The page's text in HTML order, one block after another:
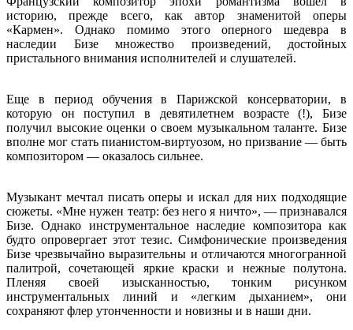
историю, прежде всего, как автор знаменитой оперы
«Кармен». Однако помимо этого оперного шедевра в
наследии Бизе множество произведений, достойных
пристального внимания исполнителей и слушателей.
Еще в период обучения в Парижской консерватории, в
которую он поступил в девятилетнем возрасте (!), Бизе
получил высокие оценки о своем музыкальном таланте. Бизе
вполне мог стать пианистом-виртуозом, но призвание — быть
композитором — оказалось сильнее.
Музыкант мечтал писать оперы и искал для них подходящие
сюжеты. «Мне нужен театр: без него я ничто», — признавался
Бизе. Однако инструментальное наследие композитора как
будто опровергает этот тезис. Симфонические произведения
Бизе чрезвычайно выразительны и отличаются многогранной
палитрой, сочетающей яркие краски и нежные полутона.
Пленяя своей изысканностью, тонким рисунком
инструментальных линий и «легким дыханием», они
сохраняют флер утонченности и новизны и в наши дни.